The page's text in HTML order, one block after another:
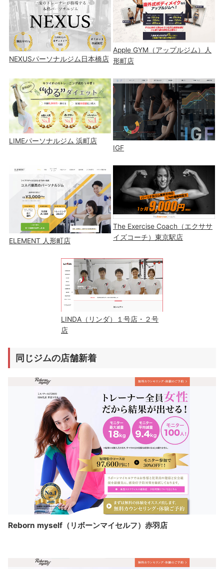
NEXUSパーソナルジム日本橋店
Apple GYM（アップルジム）人
形町店
LIMEパーソナルジム 浜町店
IGF
ELEMENT 人形町店
The Exercise Coach（エクササ
イズコーチ）東京駅店
LINDA（リンダ）１号店・２号
店
同じジムの店舗新着
Reborn myself（リボーンマイセルフ）赤羽店